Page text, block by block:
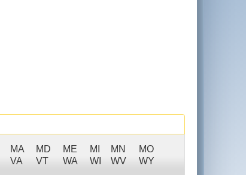
MA MD ME MI MN
MO
VA VT WA WI WV WY